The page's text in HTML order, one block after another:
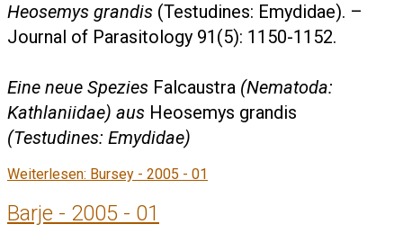
Heosemys grandis (Testudines: Emydidae). –
Journal of Parasitology 91(5): 1150-1152.
Eine neue Spezies Falcaustra (Nematoda:
Kathlaniidae) aus Heosemys grandis
(Testudines: Emydidae)
Weiterlesen: Bursey - 2005 - 01
Barje - 2005 - 01